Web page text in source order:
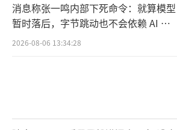
消息称张一鸣内部下死命令：就算模型
暂时落后，字节跳动也不会依赖 AI 蒸
馏技术
2026-08-06 13:34:28